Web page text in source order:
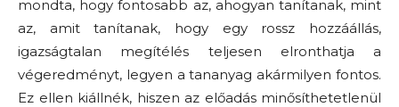
mondta, hogy fontosabb az, ahogyan tanítanak, mint
az, amit tanítanak, hogy egy rossz hozzáállás,
igazságtalan megítélés teljesen elronthatja a
végeredményt, legyen a tananyag akármilyen fontos.
Ez ellen kiállnék, hiszen az előadás minősíthetetlenül